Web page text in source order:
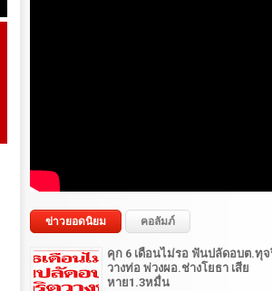
ข่าวยอดนิยม คอลัมภ์
คุก 6 เดือนไม่รอ ฟันปลัดอบต.ทุจ
วางท่อ พ่วงผอ.ช่างโยธา เสีย
หาย1.3หมื่น